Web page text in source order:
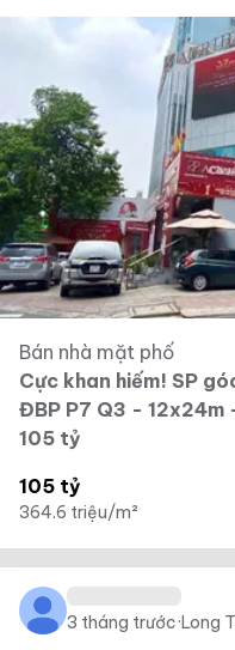
Bán nhà mặt phố
Cực khan hiếm! SP
ĐBP P7 Q3 -
105 tỷ
105 tỷ
364.6 triệu/m²
3 tháng trước·Long